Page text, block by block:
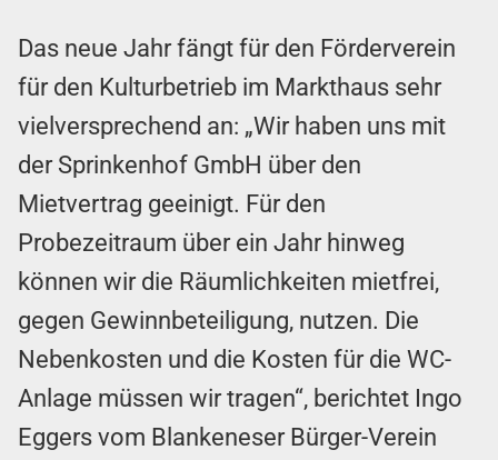
Das neue Jahr fängt für den Förderverein
für den Kulturbetrieb im Markthaus sehr
vielversprechend an: „Wir haben uns mit
der Sprinkenhof GmbH über den
Mietvertrag geeinigt. Für den
Probezeitraum über ein Jahr hinweg
können wir die Räumlichkeiten mietfrei,
gegen Gewinnbeteiligung, nutzen. Die
Nebenkosten und die Kosten für die WC-
Anlage müssen wir tragen“, berichtet Ingo
Eggers vom Blankeneser Bürger-Verein